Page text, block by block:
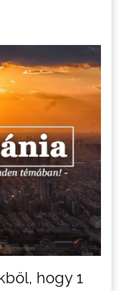
hogy 1